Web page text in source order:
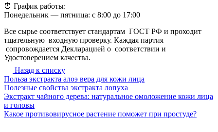
⏰ График работы:
Понедельник — пятница: с 8:00 до 17:00
Все сырье соответствует стандартам ГОСТ РФ и проходит
тщательную входную проверку. Каждая партия
сопровождается Декларацией о соответствии и
Удостоверением качества.
Назад к списку
Польза экстракта алоэ вера для кожи лица
Полезные свойства экстракта лопуха
Экстракт чайного дерева: натуральное омоложение кожи лица
и головы
Какое противовирусное растение поможет при простуде?